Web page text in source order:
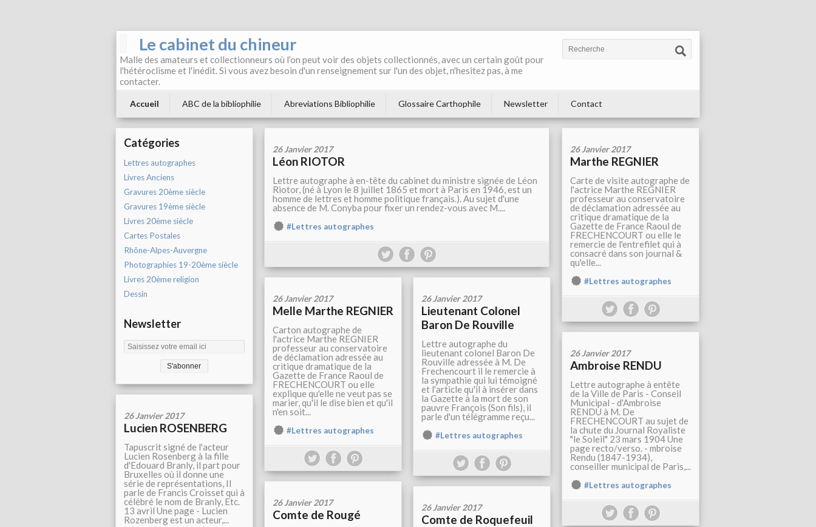
Le cabinet du chineur
Malle des amateurs et collectionneurs où l’on peut voir des objets collectionnés, avec un certain goût pour
l'hétéroclisme et l'inédit. Si vous avez besoin d'un renseignement sur l'un des objet, n'hesitez pas, à me
contacter.
Accueil ABC de la bibliophilie Abreviations Bibliophilie Glossaire Carthophile Newsletter Contact
Catégories
Lettres autographes
Livres Anciens
Gravures 20ème siècle
Gravures 19ème siècle
Livres 20ème siècle
Cartes Postales
Rhône-Alpes-Auvergne
Photographies 19-20ème siècle
Livres 20ème religion
Dessin
Newsletter
26 Janvier 2017
Léon RIOTOR
Lettre autographe à en-tête du cabinet du ministre signée de Léon
Riotor, (né à Lyon le 8 juillet 1865 et mort à Paris en 1946, est un
homme de lettres et homme politique français.). Au sujet d'une
absence de M. Conyba pour fixer un rendez-vous avec M....
#Lettres autographes
26 Janvier 2017
Marthe REGNIER
Carte de visite autographe de
l'actrice Marthe REGNIER
professeur au conservatoire
de déclamation adressée au
critique dramatique de la
Gazette de France Raoul de
FRECHENCOURT ou elle le
remercie de l'entrefilet qui à
consacré dans son journal &
qu'elle...
#Lettres autographes
26 Janvier 2017
Melle Marthe REGNIER
Carton autographe de
l'actrice Marthe REGNIER
professeur au conservatoire
de déclamation adressée au
critique dramatique de la
Gazette de France Raoul de
FRECHENCOURT ou elle
explique qu'elle ne veut pas se
marier, qu'il le dise bien et qu'il
n'en soit...
#Lettres autographes
26 Janvier 2017
Lieutenant Colonel
Baron De Rouville
Lettre autographe du
lieutenant colonel Baron De
Rouville adressée à M. De
Frechencourt il le remercie à
la sympathie qui lui témoigné
et l'article qu'il à insérer dans
la Gazette à la mort de son
pauvre François (Son fils), il
parle d'un télégramme reçu...
#Lettres autographes
26 Janvier 2017
Ambroise RENDU
Lettre autographe à entête
de la Ville de Paris - Conseil
Municipal - d'Ambroise
RENDU à M. De
FRECHENCOURT au sujet de
la chute du Journal Royaliste
"le Soleil" 23 mars 1904 Une
page recto/verso. - mbroise
Rendu (1847-1934),
conseiller municipal de Paris,...
#Lettres autographes
26 Janvier 2017
Lucien ROSENBERG
Tapuscrit signé de l'acteur
Lucien Rosenberg à la fille
d'Edouard Branly, il part pour
Bruxelles où il donne une
série de représentations, Il
parle de Francis Croisset qui à
célébré le nom de Branly, Etc.
13 avril Une page - Lucien
Rozenberg est un acteur,...
26 Janvier 2017
Comte de Rougé
26 Janvier 2017
Comte de Roquefeuil